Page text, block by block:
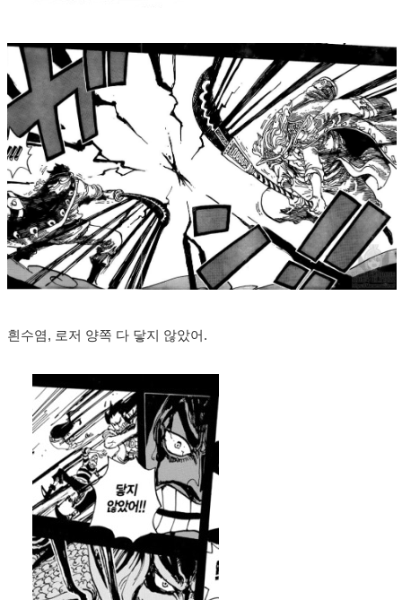
흰수염, 로저 양쪽 다 닿지 않았어.